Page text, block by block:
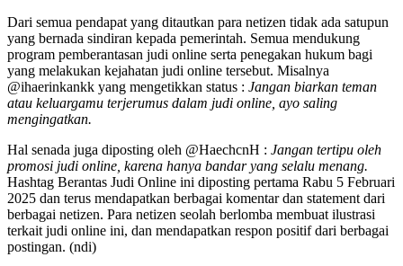
Dari semua pendapat yang ditautkan para netizen tidak ada satupun
yang bernada sindiran kepada pemerintah. Semua mendukung
program pemberantasan judi online serta penegakan hukum bagi
yang melakukan kejahatan judi online tersebut. Misalnya
@ihaerinkankk yang mengetikkan status : Jangan biarkan teman
atau keluargamu terjerumus dalam judi online, ayo saling
mengingatkan.
Hal senada juga diposting oleh @HaechcnH : Jangan tertipu oleh
promosi judi online, karena hanya bandar yang selalu menang.
Hashtag Berantas Judi Online ini diposting pertama Rabu 5 Februari
2025 dan terus mendapatkan berbagai komentar dan statement dari
berbagai netizen. Para netizen seolah berlomba membuat ilustrasi
terkait judi online ini, dan mendapatkan respon positif dari berbagai
postingan. (ndi)